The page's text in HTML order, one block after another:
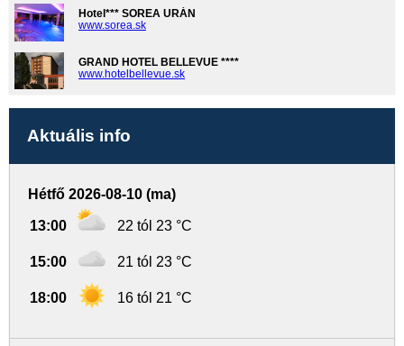
Hotel*** SOREA URÁN
www.sorea.sk
GRAND HOTEL BELLEVUE ****
www.hotelbellevue.sk
Aktuális info
Hétfő 2026-08-10 (ma)
13:00 22 tól 23 °C
15:00 21 tól 23 °C
18:00 16 tól 21 °C